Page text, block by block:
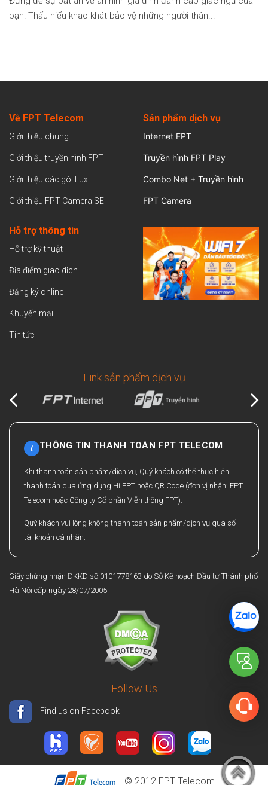
bạn! Thấu hiểu khao khát bảo vệ những người thân...
Về FPT Telecom
Giới thiệu chung
Giới thiệu truyền hình FPT
Giới thiệu các gói Lux
Giới thiệu FPT Camera SE
Sản phẩm dịch vụ
Internet FPT
Truyền hình FPT Play
Combo Net + Truyền hình
FPT Camera
Hỗ trợ thông tin
Hỗ trợ kỹ thuật
Địa điểm giao dịch
Đăng ký online
Khuyến mại
Tin tức
Follow Us
Find us on Facebook
Link sản phẩm dịch vụ
i THÔNG TIN THANH TOÁN FPT TELECOM
Khi thanh toán sản phẩm/dịch vụ, Quý khách có thể thực hiện
thanh toán qua ứng dụng Hi FPT hoặc QR Code (đơn vị nhận: FPT
Telecom hoặc Công ty Cổ phần Viễn thông FPT).
Quý khách vui lòng không thanh toán sản phẩm/dịch vụ qua số
tài khoản cá nhân.
Giấy chứng nhận ĐKKD số 0101778163 do Sở Kế hoạch Đầu tư Thành phố
Hà Nội cấp ngày 28/07/2005
© 2012 FPT Telecom